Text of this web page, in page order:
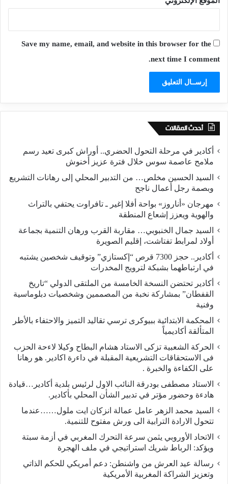
Save my name, email, and website in this browser for the
next time I comment.
أحدث المقالات
أكادير في مرحلة التحول الحضري.. أوراش كبرى تعيد رسم
ملامح عاصمة سوس خلال فترة عزيز أخنوش
السيد الحسين مخلص… من التدبير المحلي إلى رهانات التشريع
وبصمة رجل أعمال ناجح
مهرجان «أناروز» بواحة أفلا إغير ـ تافراوت يحتفي بالتراث
والهوية ويعزز إشعاع المنطقة
السيد جمال الخنبوبي… مقاربة القرب ورهان التنمية بجماعة
أولاد لمرابط تفتاشت، إقليم الصويرة
أكادير.. حجز 7300 قرص “إكستازي” وتوقيف شخصين يشتبه
في ارتباطهما بشبكة لترويج المخدرات
أكادير تحتضن النسخة الخامسة من الملتقى الدولي “تاريخ
القفطان” بمشاركة نخبة من المصممين وشخصيات دبلوماسية
وفنية
المحكمة الابتدائية ببيوكرى ترسي تقاليد التميز والاحتفاء بالأطر
المتألقة أكاديمياً
الحركة الشعبية تزكى الاستاد هشام البطاح وكيلا لاءحة الحزب
فى الاستحقاقات التشريعية المقبلة في داءرة اكادير. هو رهانا
على الكفاءة والخبرة .
الاستاد مصطفى بودرقة النائب الاول لرئيس بلدية أكادير…قيادة
هادءة وحضور مؤتر في تدبير الشأن المحلي بأكادير.
السيد محمد الزهر عامل عمالة انزكان ايت ملول……عندما
تتحول الارادة الترابية الى ورش مفتوح للتنمية.
الاتحاد الأوروبي يثمن سرعة التحرك المغربي في أزمة سبتة
ويؤكد: الرباط شريك استراتيجي في ملف الهجرة
رسالة عيد العرش من واشنطن: دعم أمريكي للحكم الذاتي
وتعزيز الشراكة المغربية الأمريكية